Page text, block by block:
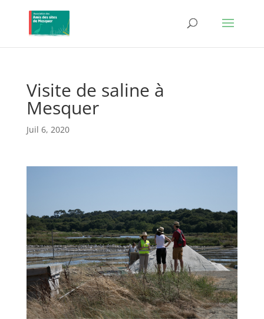
Visite de saline à
Mesquer
Juil 6, 2020